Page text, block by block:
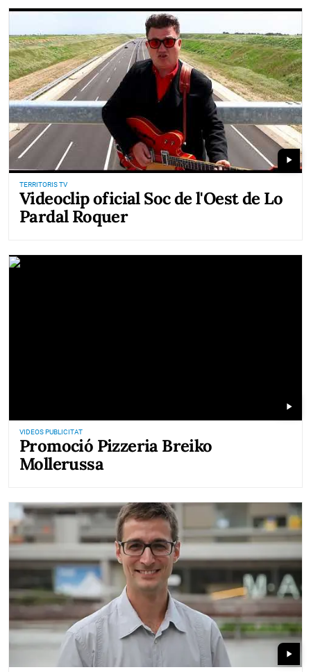
play_arrow
TERRITORIS TV
Videoclip oficial Soc de l'Oest de Lo
Pardal Roquer
play_arrow
VIDEOS PUBLICITAT
Promoció Pizzeria Breiko
Mollerussa
play_arrow